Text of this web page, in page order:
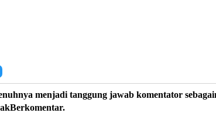
menjadi tanggung jawab komentator